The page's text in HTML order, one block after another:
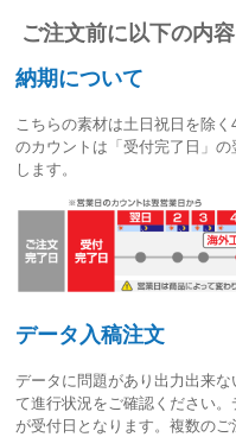
ご注文前に以下の内
納期について
こちらの素材は土日祝日を除
のカウントは「受付完了日」
します。
データ入稿注文
データに問題があり出力出来
て進行状況をご確認ください。
が受付日 となります。複数の